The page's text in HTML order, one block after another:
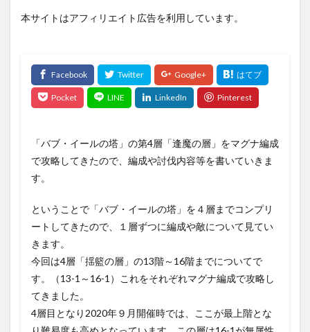
本サイトはアフィリエイト広告を利用しています。
「バブ・イールの塔」の第4層「逢魔の層」をマグナ編成
で攻略してきたので、編成や討伐内容等を書いていきま
す。
ということで「バブ・イールの塔」を４層までコンプリ
ートしてきたので、１層ずつに編成や敵について見てい
きます。
今回は4層「揺籃の層」の13階～16階までについてで
す。（13-1～16-1）これをそれぞれマグナ編成で攻略し
てきました。
4層目となり2020年９月開催時では、ここが最上階とな